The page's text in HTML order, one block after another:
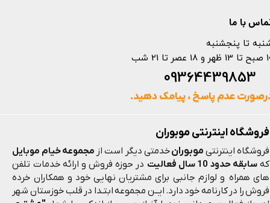
فروشگاه اینترنتی موبوران
فروشگاه اینترنتی موبورانخدمتی دیگر است از مجموعه خیام موبایل
که سابقه حدود 10 سال فعالیت
در حوزه فروش و ارائه خدمات تلفن
های همراه و لوازم جانبی برای مشتریان نهایی خود و همکاران خرده
فروش را در کارنامه خود دارد. ایــن مجموعه ابتـدا در قلب خوزستان شهر
با ما
تا پنجشنبه
تا 21 شب
عدم پاسخ ، پیامک دهید.